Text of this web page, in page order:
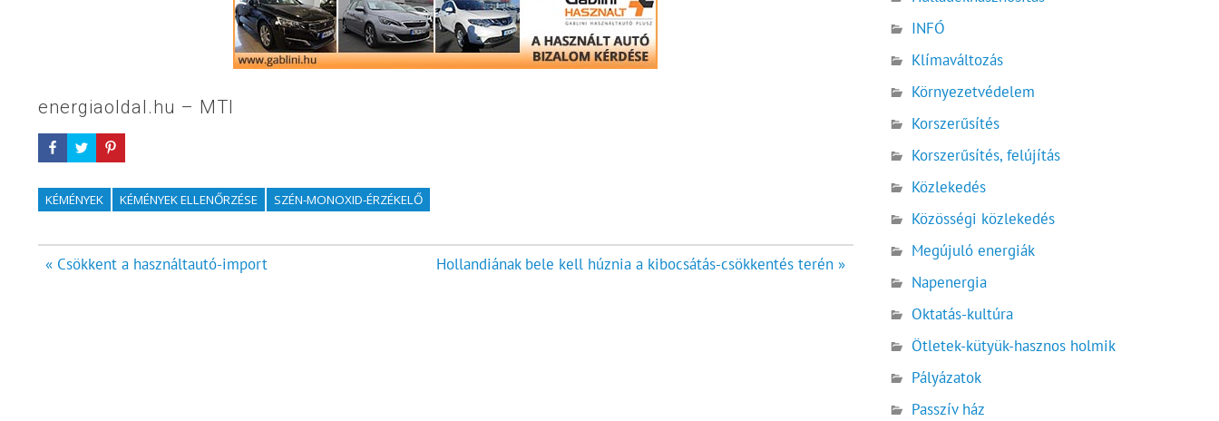
energiaoldal.hu – MTI
KÉMÉNYEK KÉMÉNYEK ELLENŐRZÉSE SZÉN-MONOXID-ÉRZÉKELŐ
Bejegyzés
« Csökkent a használtautó-import Hollandiának bele kell húznia a kibocsátás-csökkentés terén »
INFÓ
Klímaváltozás
Környezetvédelem
Korszerűsítés
Korszerűsítés, felújítás
Közlekedés
Közösségi közlekedés
Megújuló energiák
Napenergia
Oktatás-kultúra
Ötletek-kütyük-hasznos holmik
Pályázatok
Passzív ház